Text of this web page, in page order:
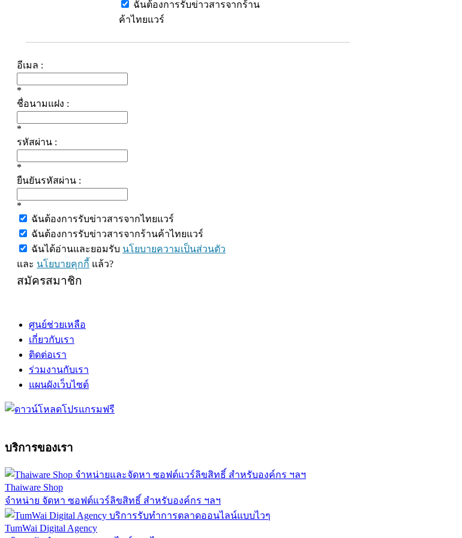
ฉันต้องการรับข่าวสารจากร้าน
ค้าไทยแวร์
อีเมล :
*
ชื่อนามแฝง :
*
รหัสผ่าน :
*
ยืนยันรหัสผ่าน :
*
ฉันต้องการรับข่าวสารจากไทยแวร์
ฉันต้องการรับข่าวสารจากร้านค้าไทยแวร์
ฉันได้อ่านและยอมรับ นโยบายความเป็นส่วนตัว
และ นโยบายคุกกี้ แล้ว?
สมัครสมาชิก
ศูนย์ช่วยเหลือ
เกี่ยวกับเรา
ติดต่อเรา
ร่วมงานกับเรา
แผนผังเว็บไซต์
บริการของเรา
Thaiware Shop
จำหน่าย จัดหา ซอฟต์แวร์ลิขสิทธิ์ สำหรับองค์กร ฯลฯ
TumWai Digital Agency